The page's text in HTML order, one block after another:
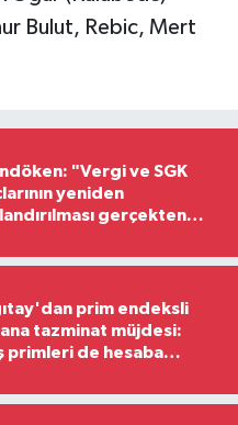
Bulut, Rebic, Mert
"Vergi ve SGK
yeniden
gerçekten
prim endeksli
tazminat müjdesi:
primleri de hesaba